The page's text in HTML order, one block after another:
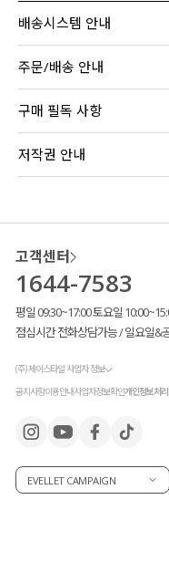
배송시스템 안내
주문/배송 안내
구매 필독 사항
저작권 안내
고객센터
1644-7583
평일 09:30~17:00 토요일
점심시간 전화상담가능 / 일요일&
(주) 제이스타일 사업자 정보
공지사항이용안내사업자정보확인개인정보처
EVELLET CAMPAIGN